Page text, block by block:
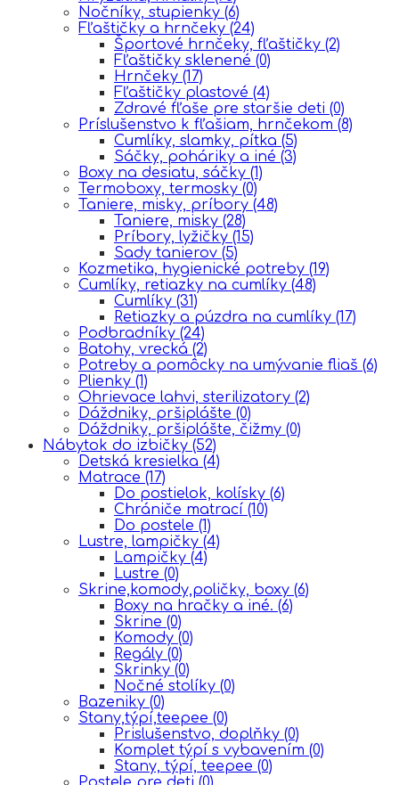
Nočníky, stupienky (6)
Fľaštičky a hrnčeky (24)
Športové hrnčeky, fľaštičky (2)
Fľaštičky sklenené (0)
Hrnčeky (17)
Fľaštičky plastové (4)
Zdravé fľaše pre staršie deti (0)
Príslušenstvo k fľašiam, hrnčekom (8)
Cumlíky, slamky, pítka (5)
Sáčky, poháriky a iné (3)
Boxy na desiatu, sáčky (1)
Termoboxy, termosky (0)
Taniere, misky, príbory (48)
Taniere, misky (28)
Príbory, lyžičky (15)
Sady tanierov (5)
Kozmetika, hygienické potreby (19)
Cumlíky, retiazky na cumlíky (48)
Cumlíky (31)
Retiazky a púzdra na cumlíky (17)
Podbradníky (24)
Batohy, vrecká (2)
Potreby a pomôcky na umývanie fliaš (6)
Plienky (1)
Ohrievace lahvi, sterilizatory (2)
Dáždniky, pršiplášte (0)
Dáždniky, pršiplášte, čižmy (0)
Nábytok do izbičky (52)
Detská kresielka (4)
Matrace (17)
Do postielok, kolísky (6)
Chrániče matrací (10)
Do postele (1)
Lustre, lampičky (4)
Lampičky (4)
Lustre (0)
Skrine,komody,poličky, boxy (6)
Boxy na hračky a iné. (6)
Skrine (0)
Komody (0)
Regály (0)
Skrinky (0)
Nočné stolíky (0)
Bazeniky (0)
Stany,týpí,teepee (0)
Prislušenstvo, doplňky (0)
Komplet týpí s vybavením (0)
Stany, týpí, teepee (0)